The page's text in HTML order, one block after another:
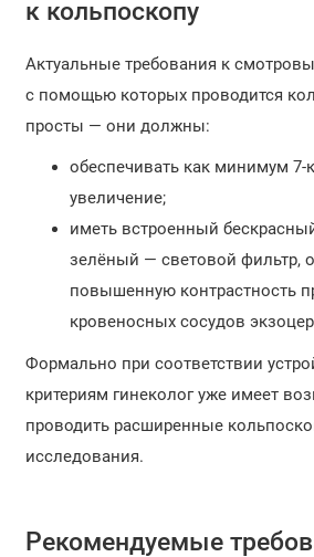
к кольпоскопу
Актуальные требования к
с помощью которых проводится
просты — они должны:
обеспечивать как минимум 7-
увеличение;
иметь встроенный
зелёный — световой фильтр,
повышенную контрастность
кровеносных сосудов
Формально при соответствии
критериям гинеколог уже имеет
проводить расширенные
исследования.
Рекомендуемые